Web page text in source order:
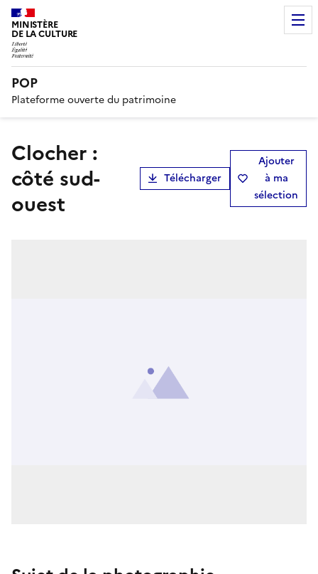
MINISTÈRE
DE LA CULTURE
POP
Plateforme ouverte du patrimoine
Clocher :
côté sud-
ouest
Télécharger
Ajouter
à ma
sélection